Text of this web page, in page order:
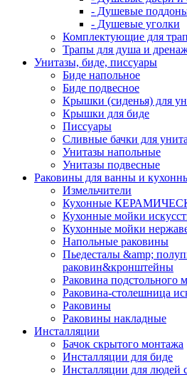
- Душевые
- Душевые уголки
Комплектующие для
Трапы для душа и
Унитазы, биде, писсуары
Биде напольное
Биде подвесное
Крышки (сиденья) для
Крышки для биде
Писсуары
Сливные бачки для
Унитазы напольные
Унитазы подвесные
Раковины для ванны и
Измельчители
Кухонные
Кухонные мойки
Кухонные мойки
Напольные раковины
Пьедесталы &amp;
раковин&кронштейны
Раковина подстольного
Раковина-столешница
Раковины
Раковины накладные
Инсталляции
Бачок скрытого монтажа
Инсталляции для биде
Инсталляции для людей